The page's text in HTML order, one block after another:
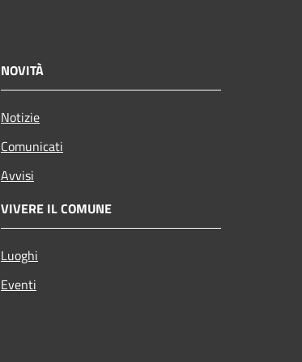
NOVITÀ
Notizie
Comunicati
Avvisi
VIVERE IL COMUNE
Luoghi
Eventi